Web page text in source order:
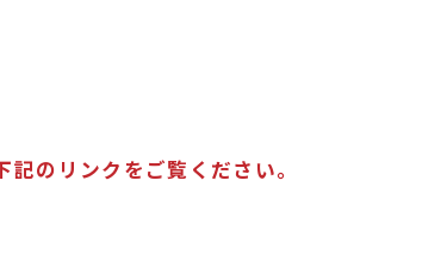
のリンクをご覧ください。